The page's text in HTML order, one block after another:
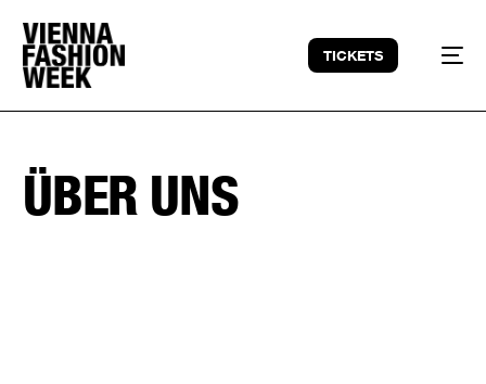
TICKETS
ÜBER UNS